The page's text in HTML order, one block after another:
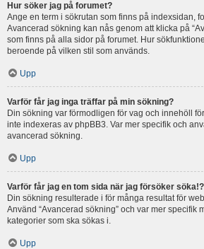
Hur söker jag på forumet?
Ange en term i sökrutan som finns på indexsidan,
Avancerad sökning kan nås genom att klicka på
som finns på alla sidor på forumet. Hur
beroende på vilken stil som används.
Upp
Varför får jag inga träffar på min sökning?
Din sökning var förmodligen för vag och innehöll
inte indexeras av phpBB3. Var mer specifik och
avancerad sökning.
Upp
Varför får jag en tom sida när jag försöker söka!?
Din sökning resulterade i för många resultat för
Använd “Avancerad sökning” och var mer specifik
kategorier som ska sökas i.
Upp